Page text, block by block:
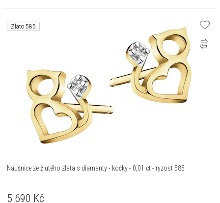
Zlato 585
Náušnice ze žlutého zlata s diamanty - kočky - 0,01 ct - ryzost 585
5 690 Kč